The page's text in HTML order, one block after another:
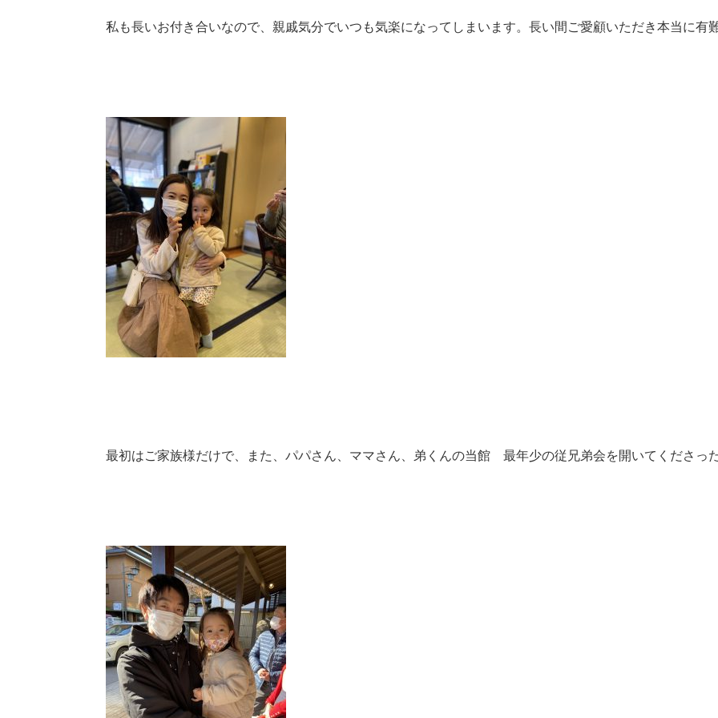
私も長いお付き合いなので、親戚気分でいつも気楽になってしまいます。長い間ご愛顧いただき本当に有
最初はご家族様だけで、また、パパさん、ママさん、弟くんの当館 最年少の従兄弟会を開いてくださっ